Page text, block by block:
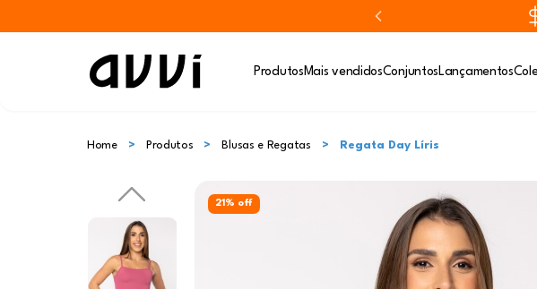
Produtos Mais vendidosConjuntos Lançamentos
Home Produtos Blusas e Regatas Regata Day Líris
21% off